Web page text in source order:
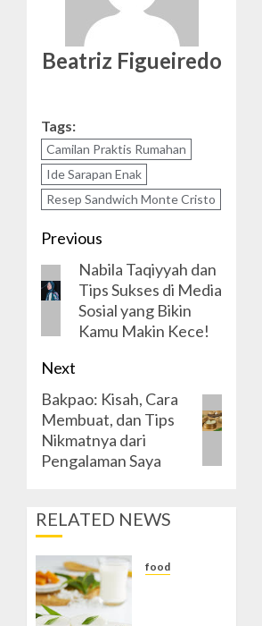
Beatriz Figueiredo
Tags:
Camilan Praktis Rumahan
Ide Sarapan Enak
Resep Sandwich Monte Cristo
Post
navigation
Previous
Previous
post:
Nabila Taqiyyah dan
Tips Sukses di Media
Sosial yang Bikin
Kamu Makin Kece!
Next
Next
post:
Bakpao: Kisah, Cara
Membuat, dan Tips
Nikmatnya dari
Pengalaman Saya
RELATED NEWS
food